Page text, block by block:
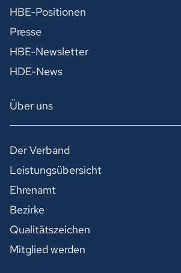
HBE-Positionen
Presse
HBE-Newsletter
HDE-News
Über uns
Der Verband
Leistungsübersicht
Ehrenamt
Bezirke
Qualitätszeichen
Mitglied werden